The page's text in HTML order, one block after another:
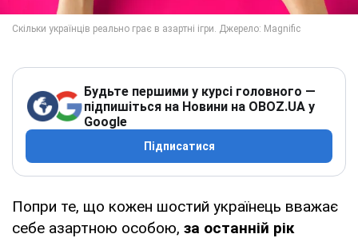
Будьте першими у курсі головного —
підпишіться на Новини на OBOZ.UA у
Google
Підписатися
Попри те, що кожен шостий українець вважає
себе азартною особою, за останній рік